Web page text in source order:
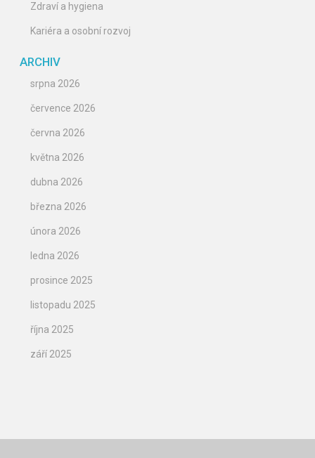
Zdraví a hygiena
Kariéra a osobní rozvoj
ARCHIV
srpna 2026
července 2026
června 2026
května 2026
dubna 2026
března 2026
února 2026
ledna 2026
prosince 2025
listopadu 2025
října 2025
září 2025